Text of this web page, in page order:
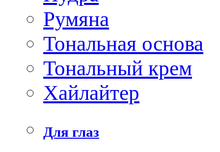
Румяна
Тональная основа
Тональный крем
Хайлайтер
Для глаз